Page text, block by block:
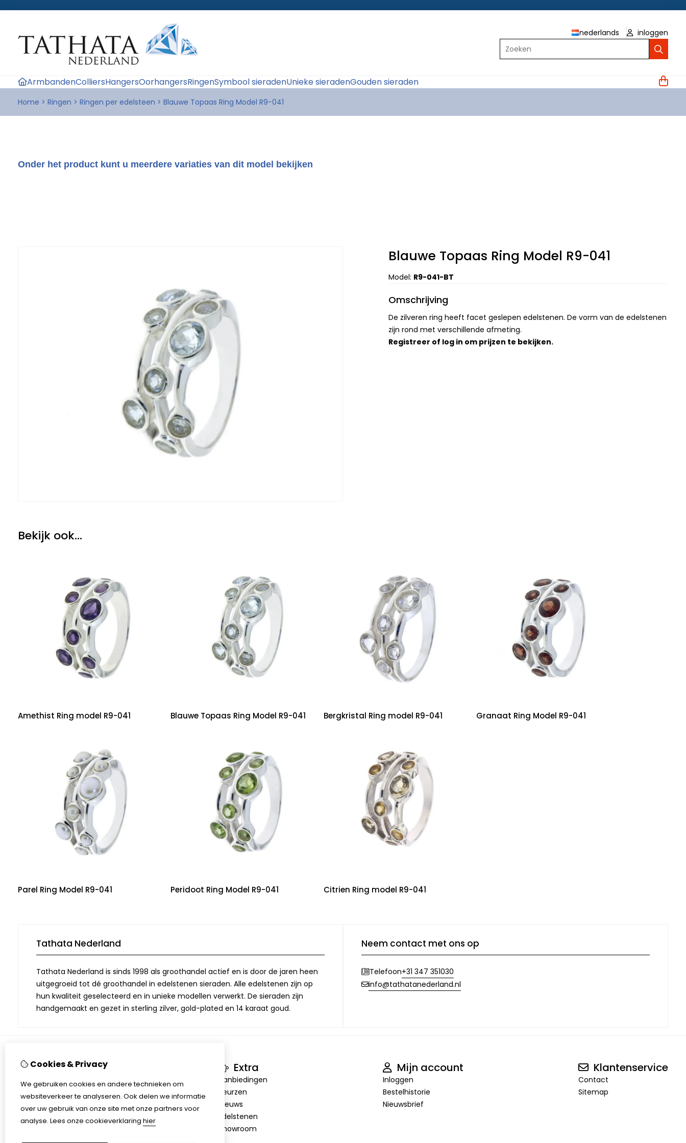
nederlands
inloggen
Zoeken
ArmbandenColliersHangersOorhangersRingenSymbool sieradenUnieke sieradenGouden sieraden
Home > Ringen > Ringen per edelsteen > Blauwe Topaas Ring Model R9-041
Onder het product kunt u meerdere variaties van dit model bekijken
Blauwe Topaas Ring Model R9-041
Model: R9-041-BT
Omschrijving
De zilveren ring heeft facet geslepen edelstenen. De vorm van de edelstenen
zijn rond met verschillende afmeting.
Registreer of log in om prijzen te bekijken.
Bekijk ook...
Amethist Ring model R9-041 Blauwe Topaas Ring Model R9-041 Bergkristal Ring model R9-041 Granaat Ring Model R9-041
Parel Ring Model R9-041 Peridoot Ring Model R9-041 Citrien Ring model R9-041
Tathata Nederland
Tathata Nederland is sinds 1998 als groothandel actief en is door de jaren heen
uitgegroeid tot dé groothandel in edelstenen sieraden. Alle edelstenen zijn op
hun kwaliteit geselecteerd en in unieke modellen verwerkt. De sieraden zijn
handgemaakt en gezet in sterling zilver, gold-plated en 14 karaat goud.
Neem contact met ons op
Telefoon+31 347 351030
info@tathatanederland.nl
Informatie
Over Tathata
Contact informatie
Algemene voorwaarden
Privacy
Extra
Aanbiedingen
Beurzen
Nieuws
Edelstenen
Showroom
Mijn account
Inloggen
Bestelhistorie
Nieuwsbrief
Klantenservice
Contact
Sitemap
Cookies & Privacy
We gebruiken cookies en andere technieken om
websiteverkeer te analyseren. Ook delen we informatie
over uw gebruik van onze site met onze partners voor
analyse. Lees onze cookieverklaring hier